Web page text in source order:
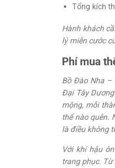
Tổng kích
Hành khách
lý miễn cước
Phí mua
Bồ Đào Nha –
Đại Tây
mộng, mỗi
thể nào quên.
là điều không
Với khí hậu
trang phục.